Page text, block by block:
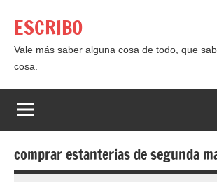
contenido
ESCRIBO
Vale más saber alguna cosa de todo, que
cosa.
comprar estanterias de segunda